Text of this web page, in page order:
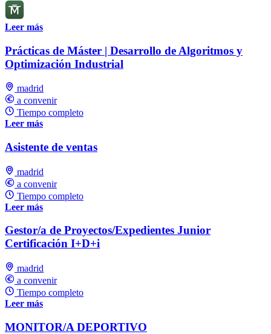
Leer más
Prácticas de Máster | Desarrollo de Algoritmos y
Optimización Industrial
madrid
a convenir
Tiempo completo
Leer más
Asistente de ventas
madrid
a convenir
Tiempo completo
Leer más
Gestor/a de Proyectos/Expedientes Junior
Certificación I+D+i
madrid
a convenir
Tiempo completo
Leer más
MONITOR/A DEPORTIVO